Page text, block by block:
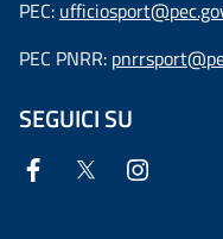
PEC:
PEC PNRR:
SEGUICI SU